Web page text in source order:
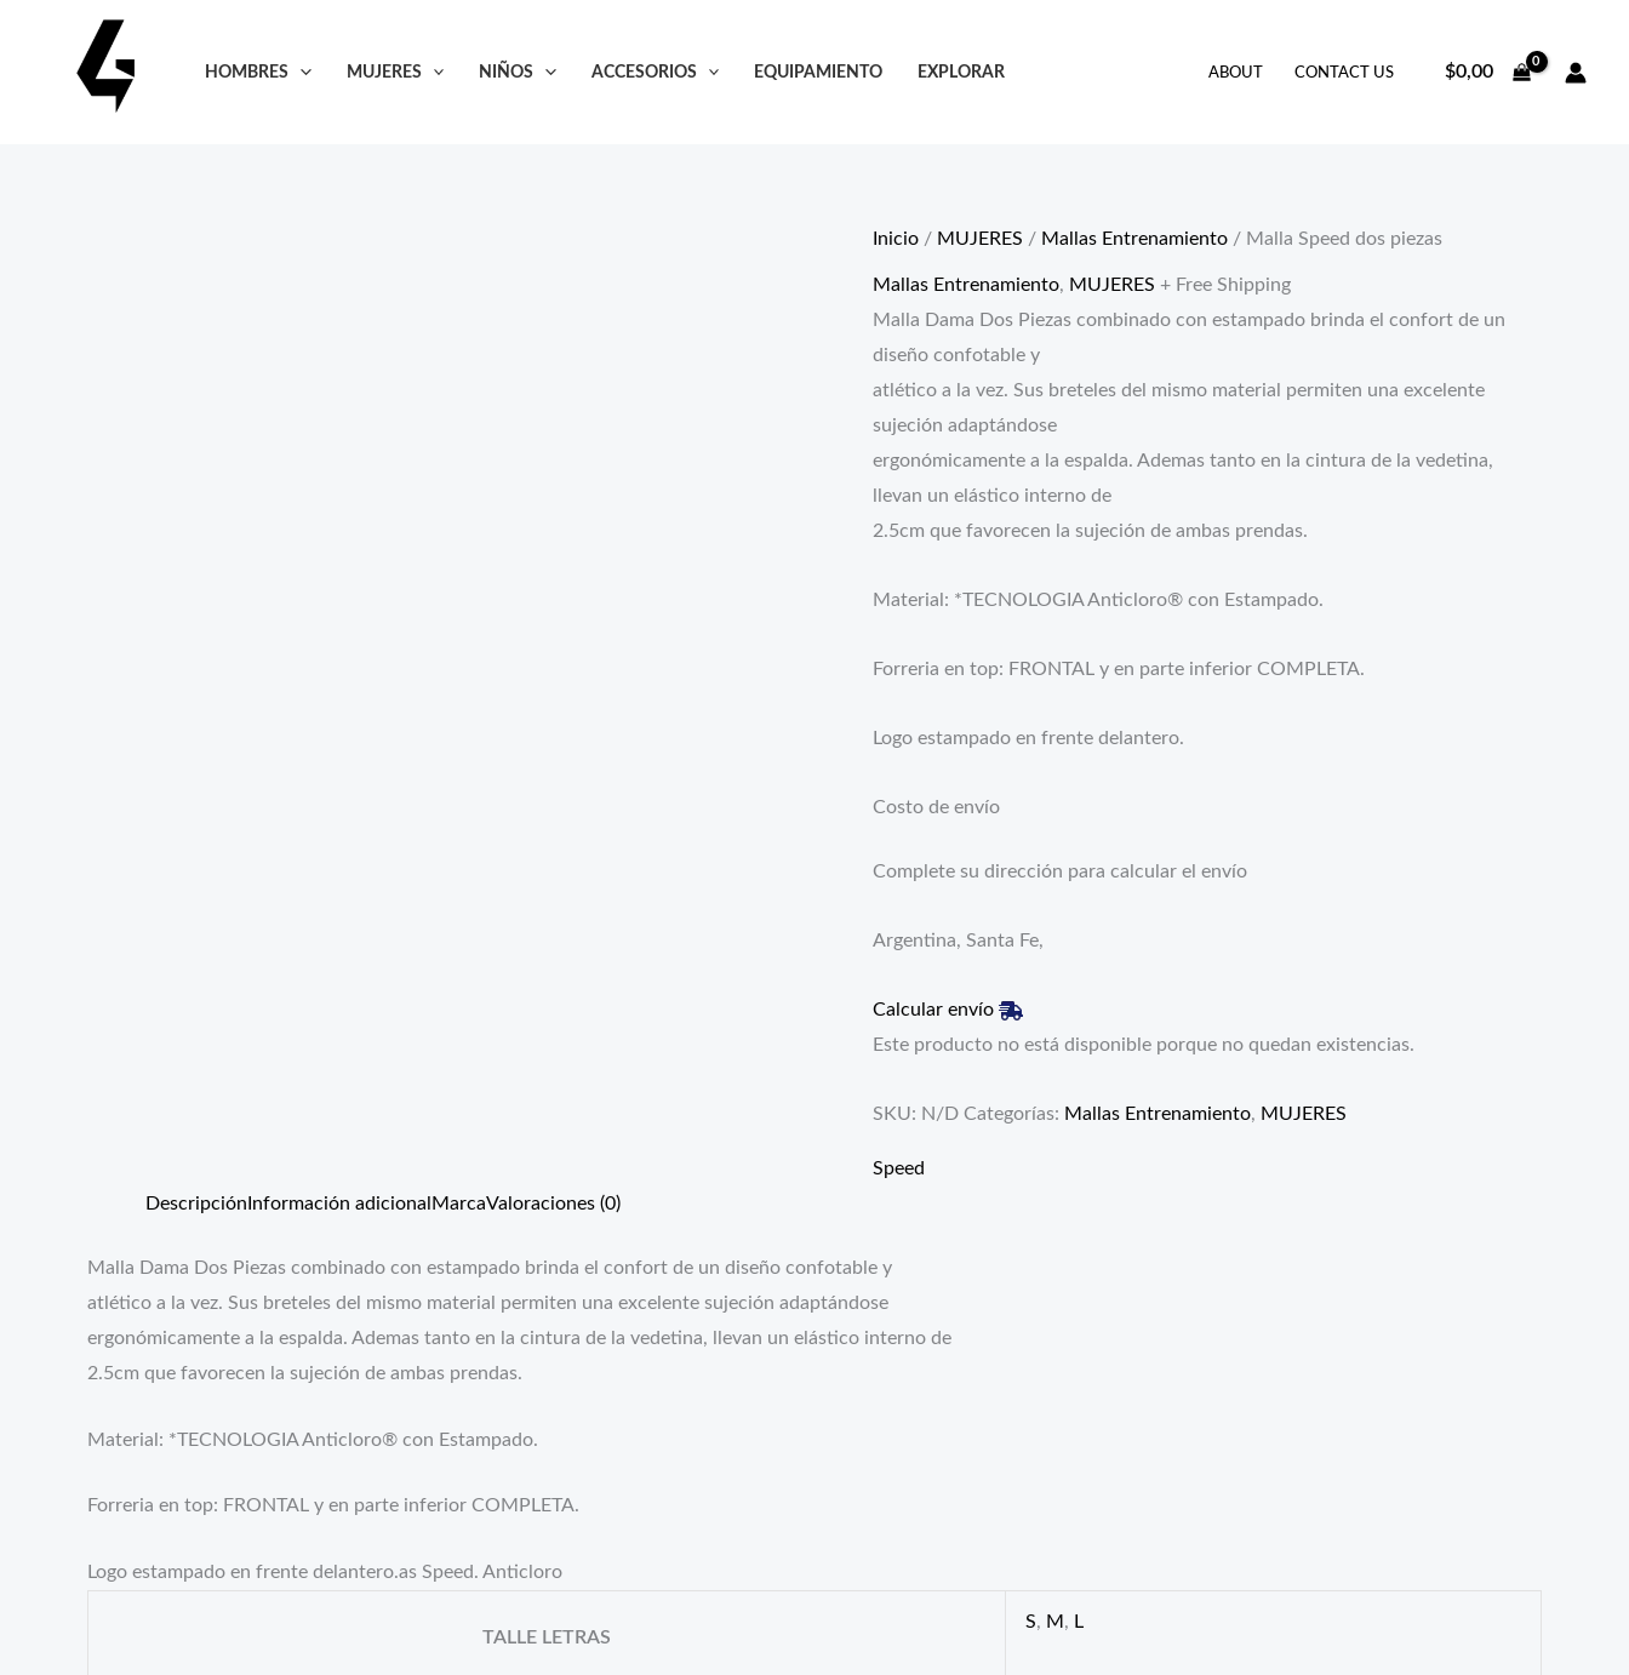
contenido
HOMBRES MUJERES NIÑOS ACCESORIOS EQUIPAMIENTO EXPLORAR ABOUT CONTACT US $0,00
Inicio / MUJERES / Mallas Entrenamiento / Malla Speed dos piezas
Mallas Entrenamiento, MUJERES + Free Shipping
Malla Dama Dos Piezas combinado con estampado brinda el confort de un
diseño confotable y
atlético a la vez. Sus breteles del mismo material permiten una excelente
sujeción adaptándose
ergonómicamente a la espalda. Ademas tanto en la cintura de la vedetina,
llevan un elástico interno de
2.5cm que favorecen la sujeción de ambas prendas.
Material: *TECNOLOGIA Anticloro® con Estampado.
Forreria en top: FRONTAL y en parte inferior COMPLETA.
Logo estampado en frente delantero.
Costo de envío
Complete su dirección para calcular el envío
Argentina, Santa Fe,
Calcular envío
Este producto no está disponible porque no quedan existencias.
SKU: N/D Categorías: Mallas Entrenamiento, MUJERES
Speed
Descripción Información adicional MarcaValoraciones (0)
Malla Dama Dos Piezas combinado con estampado brinda el confort de un diseño confotable y
atlético a la vez. Sus breteles del mismo material permiten una excelente sujeción adaptándose
ergonómicamente a la espalda. Ademas tanto en la cintura de la vedetina, llevan un elástico interno de
2.5cm que favorecen la sujeción de ambas prendas.
Material: *TECNOLOGIA Anticloro® con Estampado.
Forreria en top: FRONTAL y en parte inferior COMPLETA.
Logo estampado en frente delantero.as Speed. Anticloro
TALLE LETRAS
S, M , L